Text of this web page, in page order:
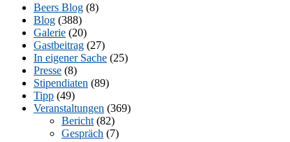
Beers Blog (8)
Blog (388)
Galerie (20)
Gastbeitrag (27)
In eigener Sache (25)
Presse (8)
Stipendiaten (89)
Tipp (49)
Veranstaltungen (369)
Bericht (82)
Gespräch (7)